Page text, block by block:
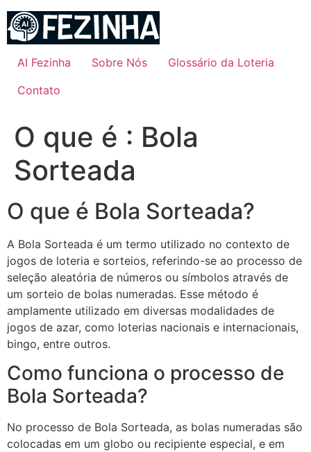
para
conteúdo
AI Fezinha Sobre Nós
Glossário da Loteria
Contato
O que é : Bola
Sorteada
O que é Bola Sorteada?
A Bola Sorteada é um termo utilizado no contexto de
jogos de loteria e sorteios, referindo-se ao processo de
seleção aleatória de números ou símbolos através de
um sorteio de bolas numeradas. Esse método é
amplamente utilizado em diversas modalidades de
jogos de azar, como loterias nacionais e internacionais,
bingo, entre outros.
Como funciona o processo de
Bola Sorteada?
No processo de Bola Sorteada, as bolas numeradas são
colocadas em um globo ou recipiente especial, e em